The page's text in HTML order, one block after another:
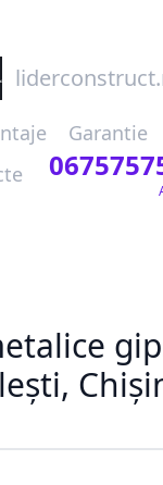
Garantie